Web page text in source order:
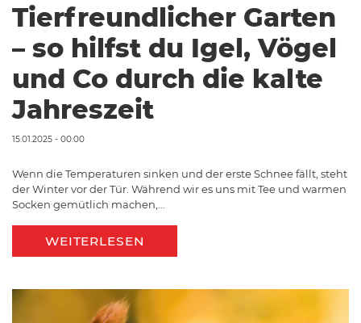
Tierfreundlicher Garten
– so hilfst du Igel, Vögel
und Co durch die kalte
Jahreszeit
15.01.2025 - 00:00
Wenn die Temperaturen sinken und der erste Schnee fällt, steht
der Winter vor der Tür. Während wir es uns mit Tee und warmen
Socken gemütlich machen,…
WEITERLESEN